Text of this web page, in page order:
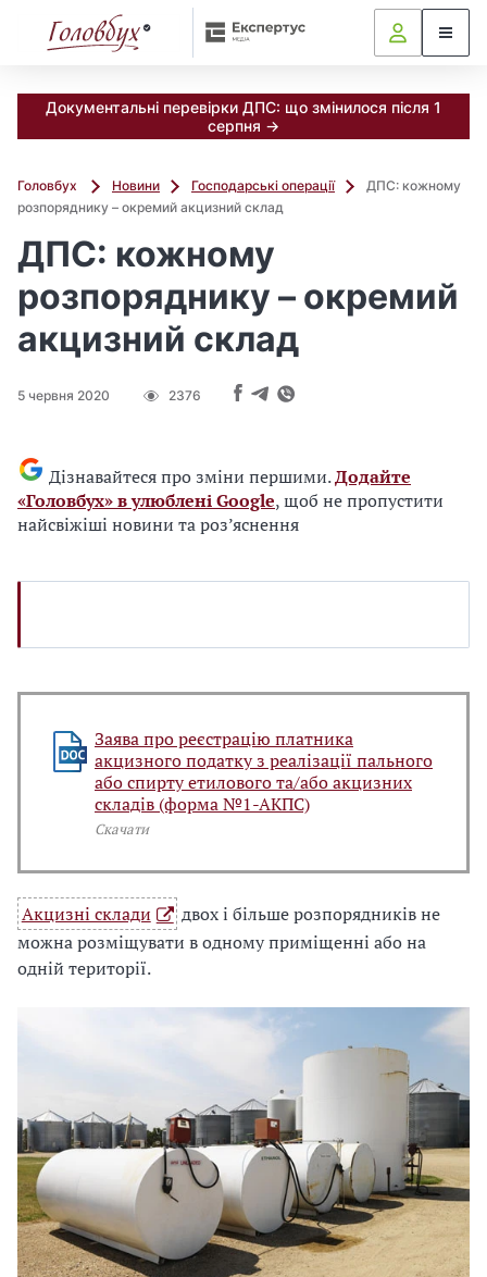
Документальні перевірки ДПС: що змінилося після 1
серпня →
Головбух Новини Господарські операції
ДПС: кожному
розпоряднику – окремий акцизний склад
ДПС: кожному
розпоряднику – окремий
акцизний склад
5 червня 2020 2376
Дізнавайтеся про зміни першими.Додайте
«Головбух» в улюблені Google, щоб не пропустити
найсвіжіші новини та роз’яснення
Заява про реєстрацію платника
акцизного податку з реалізації пального
або спирту етилового та/або акцизних
складів (форма №1-АКПС)
Скачати
Акцизні склади
двох і більше розпорядників не
можна розміщувати в одному приміщенні або на
одній території.